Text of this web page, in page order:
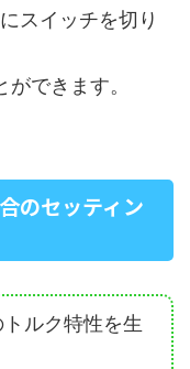
スイッチを切り
できます。
のセッティン
ルク特性を生